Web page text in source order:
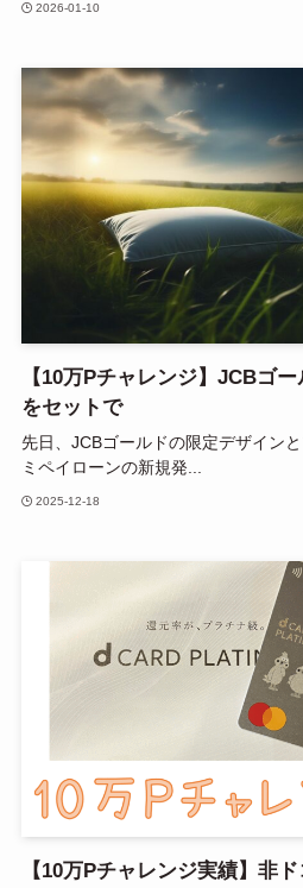
2026-01-10
【10万Pチャレンジ】JCBゴ
をセットで
先日、JCBゴールドの限定デザイン
ミペイローンの新規発...
2025-12-18
【10万Pチャレンジ実績】非